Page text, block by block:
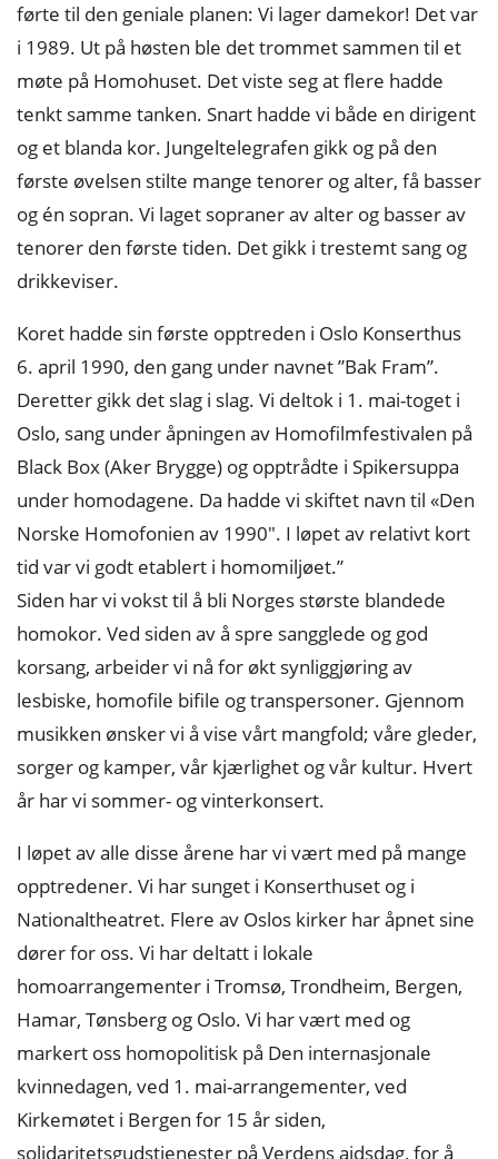
førte til den geniale planen: Vi lager damekor! Det var
i 1989. Ut på høsten ble det trommet sammen til et
møte på Homohuset. Det viste seg at flere hadde
tenkt samme tanken. Snart hadde vi både en dirigent
og et blanda kor. Jungeltelegrafen gikk og på den
første øvelsen stilte mange tenorer og alter, få basser
og én sopran. Vi laget sopraner av alter og basser av
tenorer den første tiden. Det gikk i trestemt sang og
drikkeviser.
Koret hadde sin første opptreden i Oslo Konserthus
6. april 1990, den gang under navnet ”Bak Fram”.
Deretter gikk det slag i slag. Vi deltok i 1. mai-toget i
Oslo, sang under åpningen av Homofilmfestivalen på
Black Box (Aker Brygge) og opptrådte i Spikersuppa
under homodagene. Da hadde vi skiftet navn til «Den
Norske Homofonien av 1990″. I løpet av relativt kort
tid var vi godt etablert i homomiljøet.”
Siden har vi vokst til å bli Norges største blandede
homokor. Ved siden av å spre sangglede og god
korsang, arbeider vi nå for økt synliggjøring av
lesbiske, homofile bifile og transpersoner. Gjennom
musikken ønsker vi å vise vårt mangfold; våre gleder,
sorger og kamper, vår kjærlighet og vår kultur. Hvert
år har vi sommer- og vinterkonsert.
I løpet av alle disse årene har vi vært med på mange
opptredener. Vi har sunget i Konserthuset og i
Nationaltheatret. Flere av Oslos kirker har åpnet sine
dører for oss. Vi har deltatt i lokale
homoarrangementer i Tromsø, Trondheim, Bergen,
Hamar, Tønsberg og Oslo. Vi har vært med og
markert oss homopolitisk på Den internasjonale
kvinnedagen, ved 1. mai-arrangementer, ved
Kirkemøtet i Bergen for 15 år siden,
solidaritetsgudstjenester på Verdens aidsdag, for å